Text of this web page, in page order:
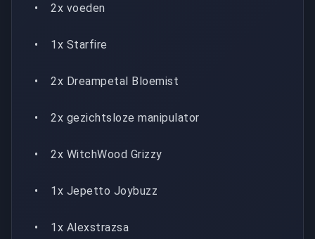
• 2x voeden
• 1x Starfire
• 2x Dreampetal Bloemist
• 2x gezichtsloze manipulator
• 2x WitchWood Grizzy
• 1x Jepetto Joybuzz
• 1x Alexstrazsa